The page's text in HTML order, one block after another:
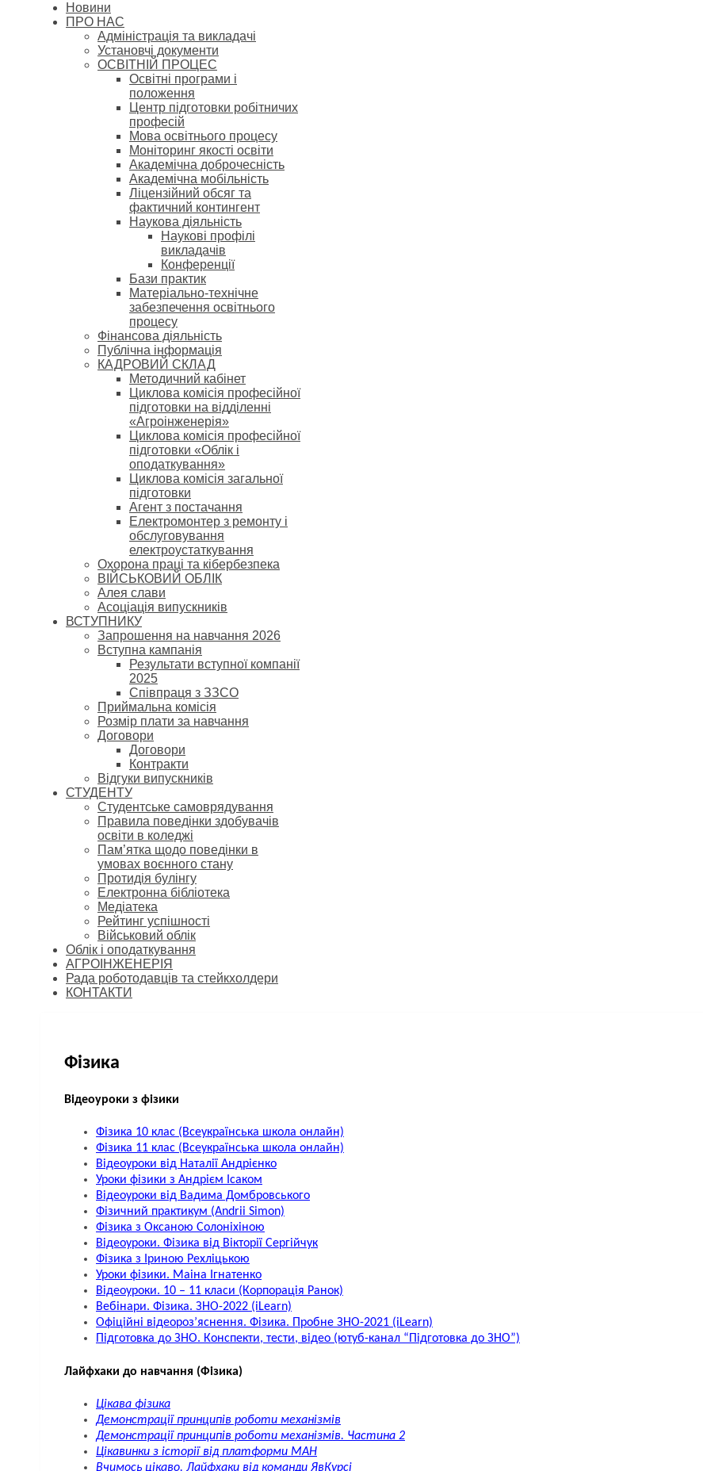
Новини
ПРО НАС
Адміністрація та викладачі
Установчі документи
ОСВІТНІЙ ПРОЦЕС
Освітні програми і
положення
Центр підготовки робітничих
професій
Мова освітнього процесу
Моніторинг якості освіти
Академічна доброчесність
Академічна мобільність
Ліцензійний обсяг та
фактичний контингент
Наукова діяльність
Наукові профілі
викладачів
Конференції
Бази практик
Матеріально-технічне
забезпечення освітнього
процесу
Фінансова діяльність
Публічна інформація
КАДРОВИЙ СКЛАД
Методичний кабінет
Циклова комісія професійної
підготовки на відділенні
«Агроінженерія»
Циклова комісія професійної
підготовки «Облік і
оподаткування»
Циклова комісія загальної
підготовки
Агент з постачання
Електромонтер з ремонту і
обслуговування
електроустаткування
Охорона праці та кібербезпека
ВІЙСЬКОВИЙ ОБЛІК
Алея слави
Асоціація випускників
ВСТУПНИКУ
Запрошення на навчання 2026
Вступна кампанія
Результати вступної компанії
2025
Співпраця з ЗЗСО
Приймальна комісія
Розмір плати за навчання
Договори
Договори
Контракти
Відгуки випускників
СТУДЕНТУ
Cтудентське самоврядування
Правила поведінки здобувачів
освіти в коледжі
Пам’ятка щодо поведінки в
умовах воєнного стану
Протидія булінгу
Електронна бібліотека
Медіатека
Рейтинг успішності
Військовий облік
Облік і оподаткування
АГРОІНЖЕНЕРІЯ
Рада роботодавців та стейкхолдери
КОНТАКТИ
Фізика
Відеоуроки з фізики
Фізика 10 клас (Всеукраїнська школа онлайн)
Фізика 11 клас (Всеукраїнська школа онлайн)
Відеоуроки від Наталії Андрієнко
Уроки фізики з Андрієм Ісаком
Відеоуроки від Вадима Домбровського
Фізичний практикум (Andrii Simon)
Фізика з Оксаною Солоніхіною
Відеоуроки. Фізика від Вікторії Сергійчук
Фізика з Іриною Рехліцькою
Уроки фізики. Маіна Ігнатенко
Відеоуроки. 10 – 11 класи (Корпорація Ранок)
Вебінари. Фізика. ЗНО-2022 (iLearn)
Офіційні відеороз’яснення. Фізика. Пробне ЗНО-2021 (iLearn)
Підготовка до ЗНО. Конспекти, тести, відео (ютуб-канал “Підготовка до ЗНО”)
Лайфхаки до навчання (Фізика)
Цікава фізика
Демонстрації принципів роботи механізмів
Демонстрації принципів роботи механізмів. Частина 2
Цікавинки з історії від платформи МАН
Вчимось цікаво. Лайфхаки від команди ЯвКурсі